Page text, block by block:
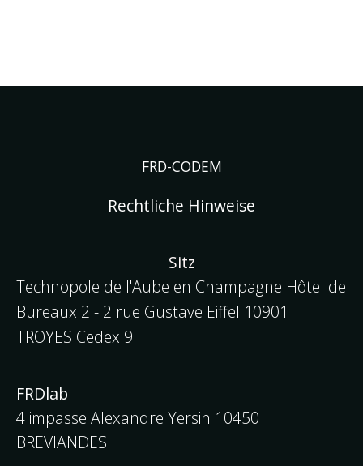
FRD-CODEM
Rechtliche Hinweise
Sitz
Technopole de l'Aube en Champagne Hôtel de
Bureaux 2 - 2 rue Gustave Eiffel 10901
TROYES Cedex 9
FRDlab
4 impasse Alexandre Yersin 10450
BREVIANDES